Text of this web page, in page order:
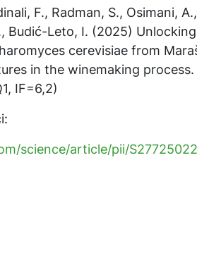
F., Radman, S., Osimani,
Budić-Leto, I. (2025)
cerevisiae from
in the winemaking process.
IF=6,2)
science/article/pii/